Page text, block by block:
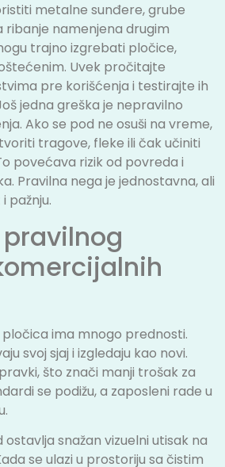
metalne sunđere, grube
ribanje namenjena drugim
trajno izgrebati pločice,
Uvek pročitajte
pre korišćenja i testirajte ih
jedna greška je nepravilno
Ako se pod ne osuši na vreme,
tragove, fleke ili čak učiniti
povećava rizik od povreda i
Pravilna nega je jednostavna, ali
pažnju.
ima mnogo prednosti.
svoj sjaj i izgledaju kao novi.
što znači manji trošak za
se podižu, a zaposleni rade u
snažan vizuelni utisak na
se ulazi u prostoriju sa čistim